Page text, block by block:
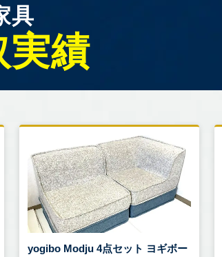
具
実績
yogibo Modju 4点セット ヨギボー